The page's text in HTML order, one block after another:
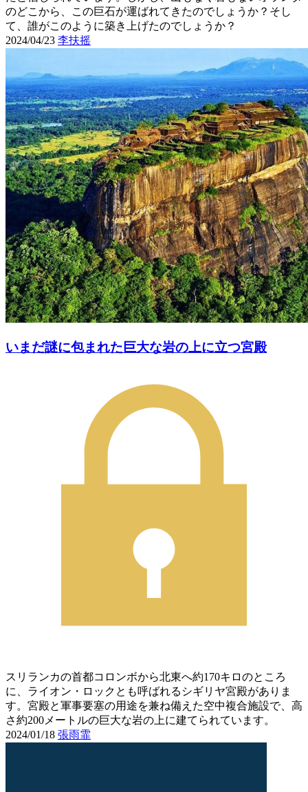
のどこから、この巨石が運ばれてきたのでしょうか？そし
て、誰がこのように築き上げたのでしょうか？
2024/04/23 李扶摇
いまだ謎に包まれた巨大な岩の上に立つ宮殿
スリランカの首都コロンボから北東へ約170キロのところ
に、ライオン・ロックとも呼ばれるシギリヤ宮殿がありま
す。宮殿と軍事要塞の用途を兼ね備えた空中複合施設で、高
さ約200メートルの巨大な岩の上に建てられています。
2024/01/18 張雨霏